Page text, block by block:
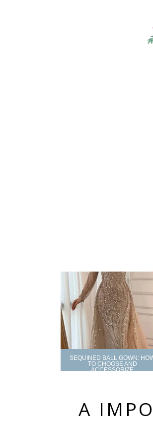
SEQUINED BALL GOWN:
TO CHOOSE AND
ACCESSORIZE
A